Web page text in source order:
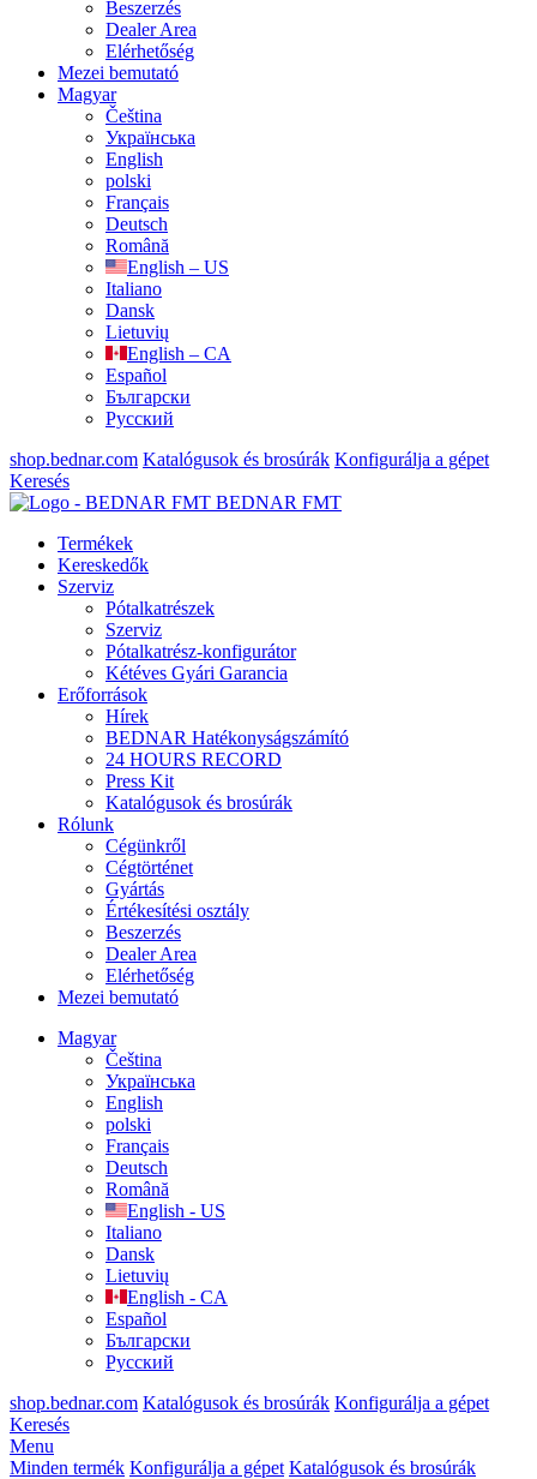
Beszerzés
Dealer Area
Elérhetőség
Mezei bemutató
Magyar
Čeština
Українська
English
polski
Français
Deutsch
Română
English – US
Italiano
Dansk
Lietuvių
English – CA
Español
Български
Русский
shop.bednar.com Katalógusok és brosúrák Konfigurálja a gépet
Keresés
BEDNAR FMT
Termékek
Kereskedők
Szerviz
Pótalkatrészek
Szerviz
Pótalkatrész-konfigurátor
Kétéves Gyári Garancia
Erőforrások
Hírek
BEDNAR Hatékonyságszámító
24 HOURS RECORD
Press Kit
Katalógusok és brosúrák
Rólunk
Cégünkről
Cégtörténet
Gyártás
Értékesítési osztály
Beszerzés
Dealer Area
Elérhetőség
Mezei bemutató
Magyar
Čeština
Українська
English
polski
Français
Deutsch
Română
English - US
Italiano
Dansk
Lietuvių
English - CA
Español
Български
Русский
shop.bednar.com Katalógusok és brosúrák Konfigurálja a gépet
Keresés
Menu
Minden termék Konfigurálja a gépet Katalógusok és brosúrák